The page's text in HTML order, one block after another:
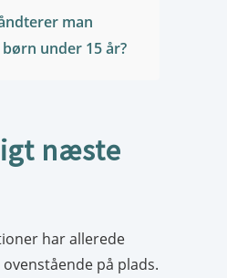
man
under 15 år?
næste
har allerede
på plads.